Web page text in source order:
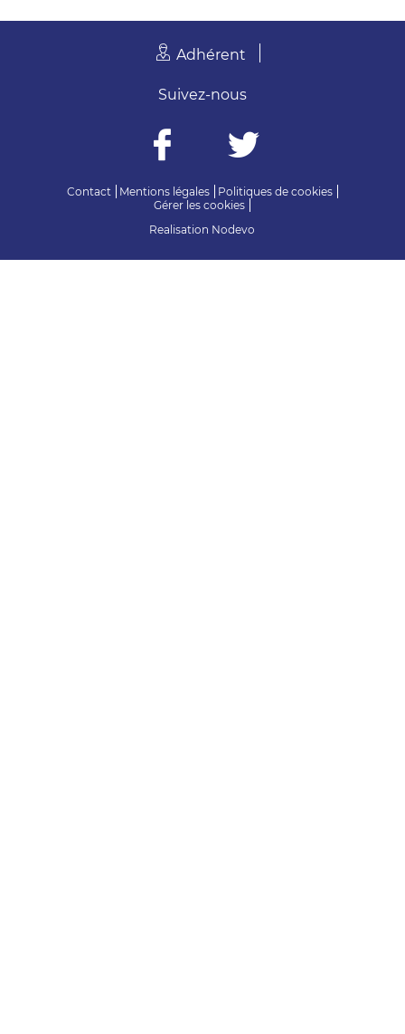
Adhérent
Contact Mentions légales
Politiques de cookies
Gérer les cookies
Realisation Nodevo
Suivez-nous